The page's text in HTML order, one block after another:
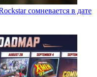
сомневается в дате